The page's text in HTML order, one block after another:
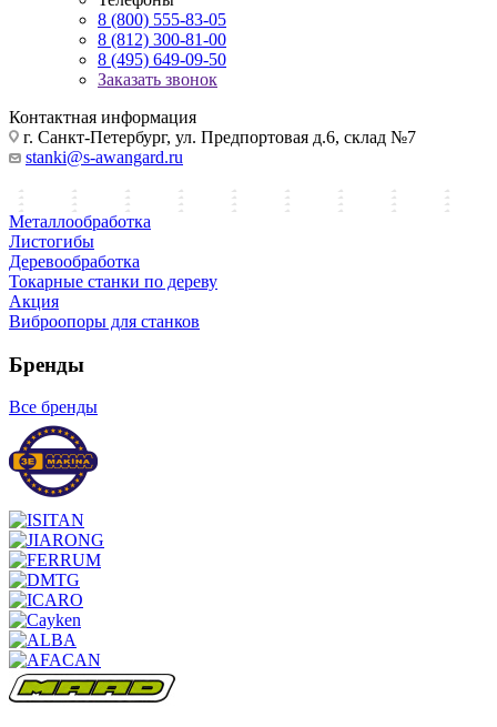
8 (800) 555-83-05
8 (812) 300-81-00
8 (495) 649-09-50
Заказать звонок
Контактная информация
г. Санкт-Петербург, ул. Предпортовая д.6, склад №7
stanki@s-awangard.ru
Металлообработка
Листогибы
Деревообработка
Токарные станки по дереву
Акция
Виброопоры для станков
Бренды
Все бренды